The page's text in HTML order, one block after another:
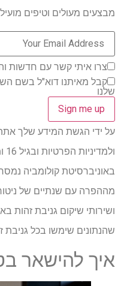
מבצעים מעולים וטיפים
צרו איתי קשר עם חדשות
קבל מאיתנו דוא"ל בשם
שלנו
על ידי הגשת המידע שלך
ולמדיניות הפרטיות ובגיל 16 ומעלה.
באוניברסיטת קולומביה
מההפרה עם שנתיים של
ושירותי שיקום גניבת זהות
שהנתונים שימשו בכל גניבת
איך להישאר